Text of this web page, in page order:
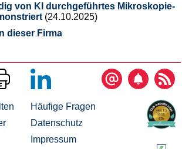
von KI durchgeführtes Mikroskopie-
(24.10.2025)
dieser Firma
Häufige Fragen
Datenschutz
Impressum